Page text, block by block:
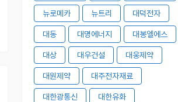
뉴로메카 뉴트리 대덕전자
대동 대명에너지 대봉엘에스
대상 대우건설 대웅제약
대원제약 대주전자재료
대한광통신 대한유화